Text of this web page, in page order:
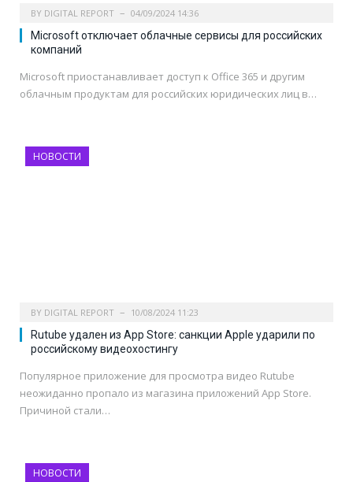
BY DIGITAL REPORT 04/09/2024 14:36
Microsoft отключает облачные сервисы для российских
компаний
Microsoft приостанавливает доступ к Office 365 и другим
облачным продуктам для российских юридических лиц в…
НОВОСТИ
BY DIGITAL REPORT 10/08/2024 11:23
Rutube удален из App Store: санкции Apple ударили по
российскому видеохостингу
Популярное приложение для просмотра видео Rutube
неожиданно пропало из магазина приложений App Store.
Причиной стали…
НОВОСТИ